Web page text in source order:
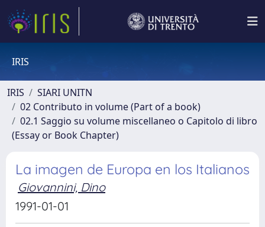
IRIS
IRIS
SIARI UNITN
02 Contributo in volume (Part of a book)
02.1 Saggio su volume miscellaneo o Capitolo di libro
(Essay or Book Chapter)
La imagen de Europa en los Italianos
Giovannini, Dino
1991-01-01